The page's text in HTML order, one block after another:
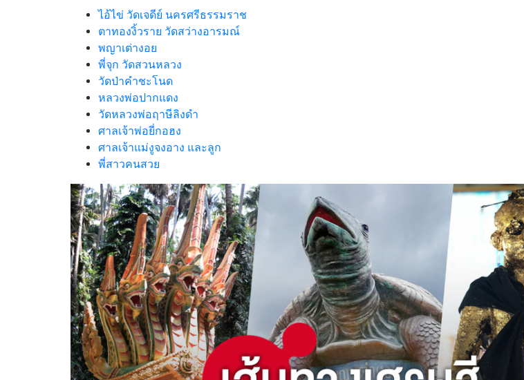
ไอ้ไข่ วัดเจดีย์ นครศรีธรรมราช
ตาทองงิ้วราย วัดสว่างอารมณ์
พญาเต่างอย
พี่จุก วัดสวนหลวง
วัดป่าคำชะโนด
หลวงพ่อปากแดง
วัดหลวงพ่อฤาษีลิงดำ
ศาลเจ้าพ่อยี่กอฮง
ศาลเจ้าแม่งูจงอาง และลูก
พี่สาวคนสวย